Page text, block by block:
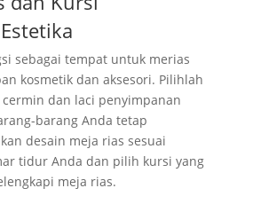
sebagai tempat untuk merias
kosmetik dan aksesori. Pilihlah
dan laci penyimpanan
barang Anda tetap
desain meja rias sesuai
tidur Anda dan pilih kursi yang
meja rias.